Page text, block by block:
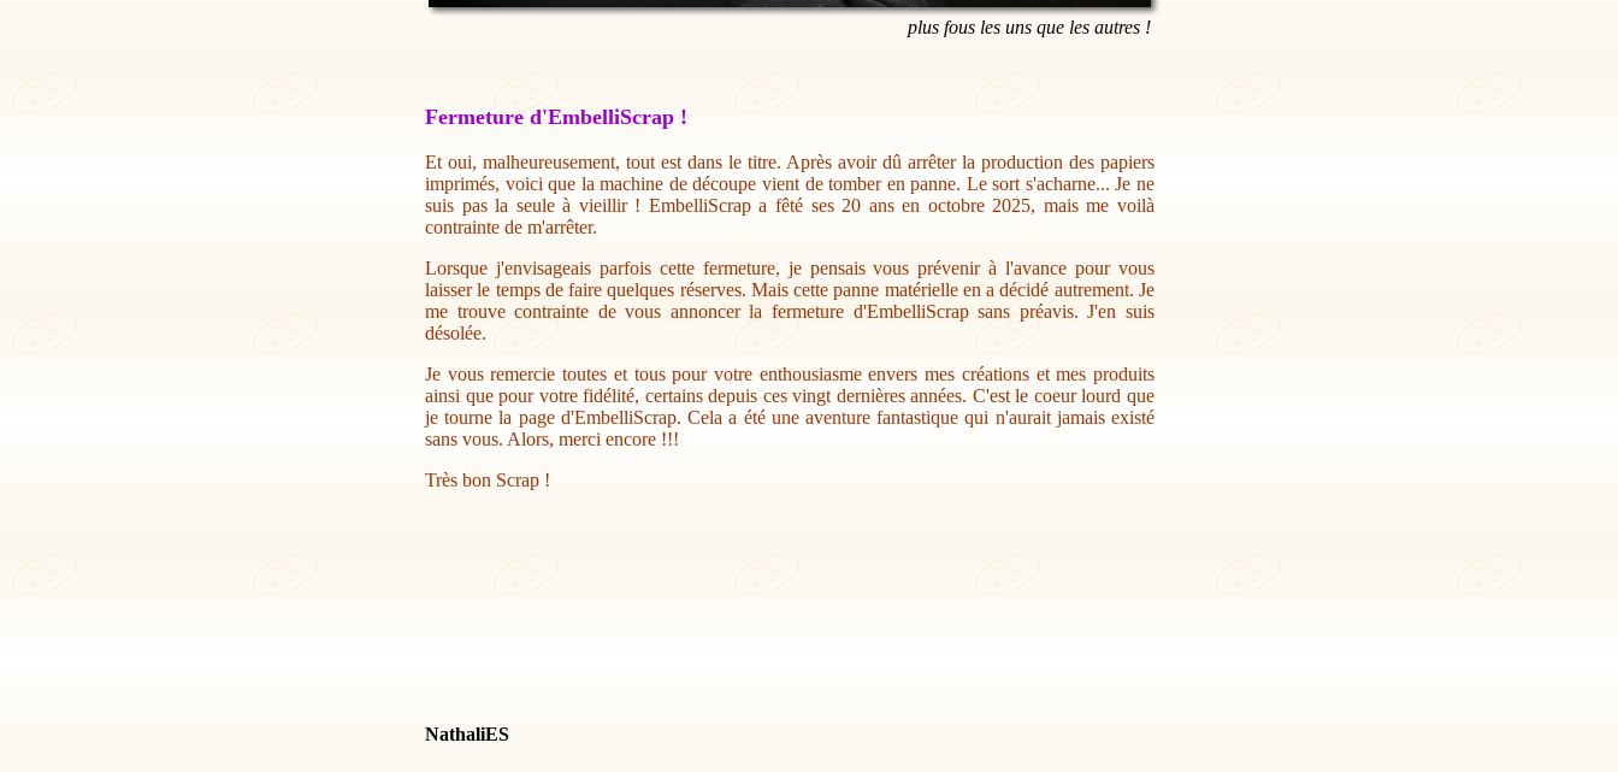
plus fous les uns que les autres !
Fermeture d'EmbelliScrap !
Et oui, malheureusement, tout est dans le titre. Après avoir dû arrêter la production des papiers
imprimés, voici que la machine de découpe vient de tomber en panne. Le sort s'acharne... Je ne
suis pas la seule à vieillir ! EmbelliScrap a fêté ses 20 ans en octobre 2025, mais me voilà
contrainte de m'arrêter.
Lorsque j'envisageais parfois cette fermeture, je pensais vous prévenir à l'avance pour vous
laisser le temps de faire quelques réserves. Mais cette panne matérielle en a décidé autrement. Je
me trouve contrainte de vous annoncer la fermeture d'EmbelliScrap sans préavis. J'en suis
désolée.
Je vous remercie toutes et tous pour votre enthousiasme envers mes créations et mes produits
ainsi que pour votre fidélité, certains depuis ces vingt dernières années. C'est le coeur lourd que
je tourne la page d'EmbelliScrap. Cela a été une aventure fantastique qui n'aurait jamais existé
sans vous. Alors, merci encore !!!
Très bon Scrap !
NathaliES